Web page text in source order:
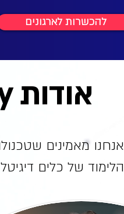
להכשרות לארגונים
אודות TechBuddy Academy
אנחנו מאמינים
הלימוד של כלים